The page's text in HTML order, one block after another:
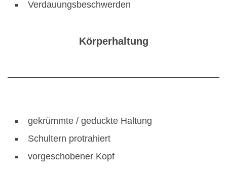
Verdauungsbeschwerden
Körperhaltung
gekrümmte / geduckte Haltung
Schultern protrahiert
vorgeschobener Kopf